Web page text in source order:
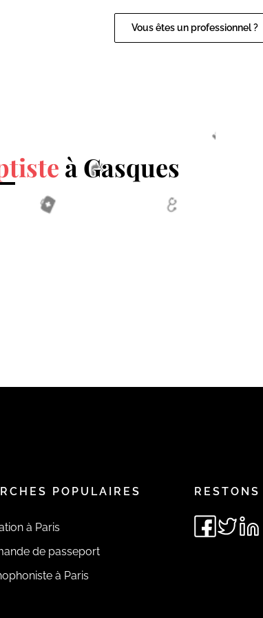
Vous êtes un professionnel ?
à Gasques
POPULAIRES
à Paris
de passeport
à Paris